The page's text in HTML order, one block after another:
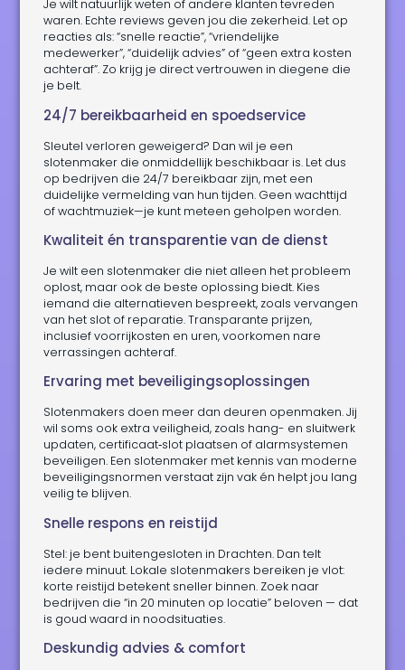
Je wilt natuurlijk weten of andere klanten tevreden
waren. Echte reviews geven jou die zekerheid. Let op
reacties als: “snelle reactie”, “vriendelijke
medewerker”, “duidelijk advies” of “geen extra kosten
achteraf”. Zo krijg je direct vertrouwen in diegene die
je belt.
24/7 bereikbaarheid en spoedservice
Sleutel verloren geweigerd? Dan wil je een
slotenmaker die onmiddellijk beschikbaar is. Let dus
op bedrijven die 24/7 bereikbaar zijn, met een
duidelijke vermelding van hun tijden. Geen wachttijd
of wachtmuziek—je kunt meteen geholpen worden.
Kwaliteit én transparentie van de dienst
Je wilt een slotenmaker die niet alleen het probleem
oplost, maar ook de beste oplossing biedt. Kies
iemand die alternatieven bespreekt, zoals vervangen
van het slot of reparatie. Transparante prijzen,
inclusief voorrijkosten en uren, voorkomen nare
verrassingen achteraf.
Ervaring met beveiligingsoplossingen
Slotenmakers doen meer dan deuren openmaken. Jij
wil soms ook extra veiligheid, zoals hang- en sluitwerk
updaten, certificaat‑slot plaatsen of alarmsystemen
beveiligen. Een slotenmaker met kennis van moderne
beveiligingsnormen verstaat zijn vak én helpt jou lang
veilig te blijven.
Snelle respons en reistijd
Stel: je bent buitengesloten in Drachten. Dan telt
iedere minuut. Lokale slotenmakers bereiken je vlot:
korte reistijd betekent sneller binnen. Zoek naar
bedrijven die “in 20 minuten op locatie” beloven — dat
is goud waard in noodsituaties.
Deskundig advies & comfort